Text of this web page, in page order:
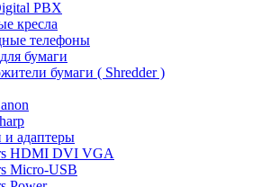
PBX
кресла
телефоны
бумаги
бумаги ( Shredder )
и адаптеры
HDMI DVI VGA
Micro-USB